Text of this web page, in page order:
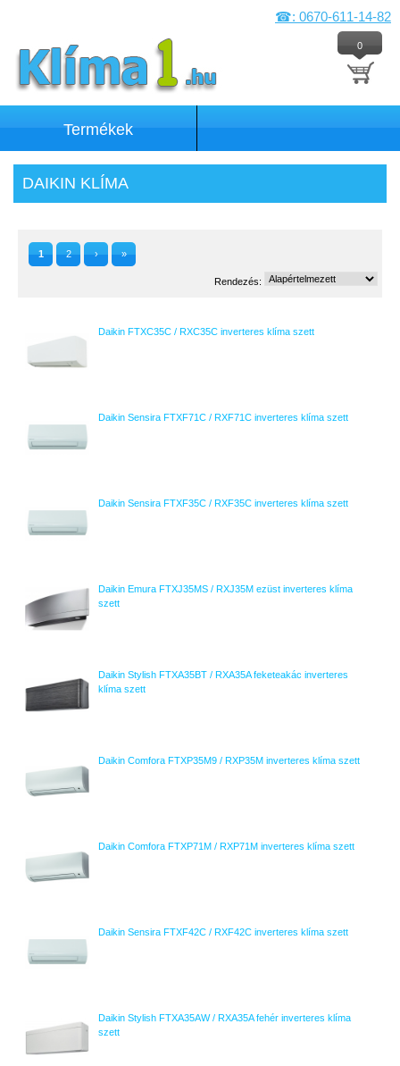
☎: 0670-611-14-82
0
Termékek
DAIKIN KLÍMA
1 2 › »
Rendezés:
Daikin FTXC35C / RXC35C inverteres klíma szett
Daikin Sensira FTXF71C / RXF71C inverteres klíma szett
Daikin Sensira FTXF35C / RXF35C inverteres klíma szett
Daikin Emura FTXJ35MS / RXJ35M ezüst inverteres klíma
szett
Daikin Stylish FTXA35BT / RXA35A feketeakác inverteres
klíma szett
Daikin Comfora FTXP35M9 / RXP35M inverteres klíma szett
Daikin Comfora FTXP71M / RXP71M inverteres klíma szett
Daikin Sensira FTXF42C / RXF42C inverteres klíma szett
Daikin Stylish FTXA35AW / RXA35A fehér inverteres klíma
szett